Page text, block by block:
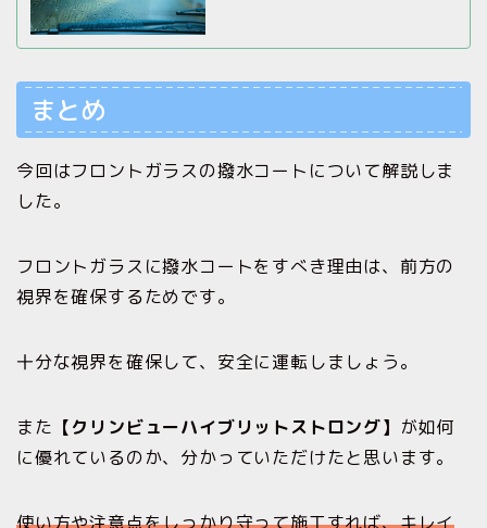
まとめ
今回はフロントガラスの撥水コートについて解説しま
した。
フロントガラスに撥水コートをすべき理由は、前方の
視界を確保するためです。
十分な視界を確保して、安全に運転しましょう。
また 【クリンビューハイブリットストロング】 が如何
に優れているのか、分かっていただけたと思います。
使い方や注意点をしっかり守って施工すれば、キレイ